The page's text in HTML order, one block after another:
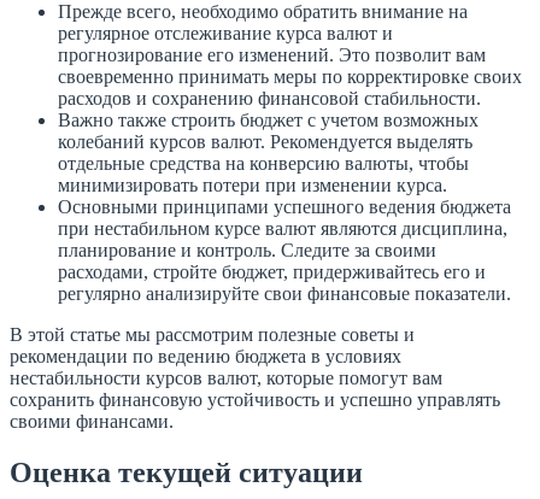
Прежде всего, необходимо обратить внимание на
регулярное отслеживание курса валют и
прогнозирование его изменений. Это позволит вам
своевременно принимать меры по корректировке своих
расходов и сохранению финансовой стабильности.
Важно также строить бюджет с учетом возможных
колебаний курсов валют. Рекомендуется выделять
отдельные средства на конверсию валюты, чтобы
минимизировать потери при изменении курса.
Основными принципами успешного ведения бюджета
при нестабильном курсе валют являются дисциплина,
планирование и контроль. Следите за своими
расходами, стройте бюджет, придерживайтесь его и
регулярно анализируйте свои финансовые показатели.
В этой статье мы рассмотрим полезные советы и
рекомендации по ведению бюджета в условиях
нестабильности курсов валют, которые помогут вам
сохранить финансовую устойчивость и успешно управлять
своими финансами.
Оценка текущей ситуации